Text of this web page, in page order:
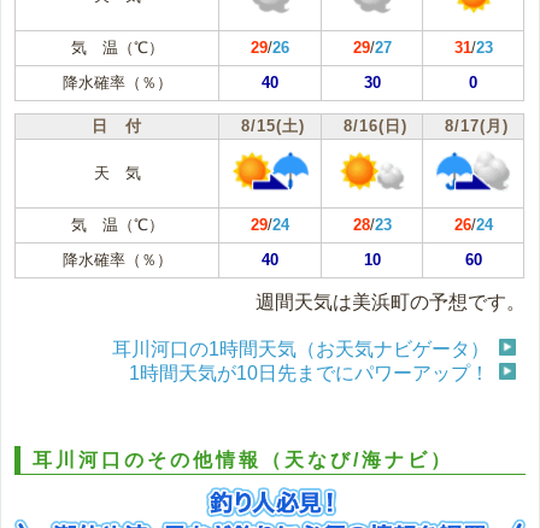
気 温（℃） 29/26 29/27 31/23
降水確率（％）
40 30 0
日 付 8/15(土) 8/16(日) 8/17(月)
天 気
気 温（℃） 29/24 28/23 26/24
降水確率（％）
40 10 60
週間天気は美浜町の予想です。
耳川河口の1時間天気（お天気ナビゲータ）
1時間天気が10日先までにパワーアップ！
耳川河口のその他情報（天なび/海ナビ）